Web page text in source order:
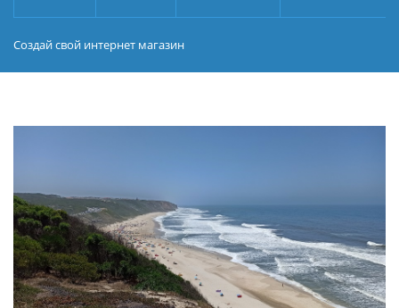
Создай свой интернет магазин